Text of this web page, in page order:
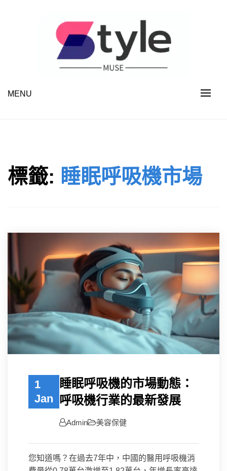
STYLE MUSE
MENU
標籤: 睡眠呼吸機市場
1
Jan
睡眠呼吸機的市場動態：
呼吸機行業的最新發展
Admin 美容保健
您知道嗎？在過去7年中，中國的醫用呼吸機消